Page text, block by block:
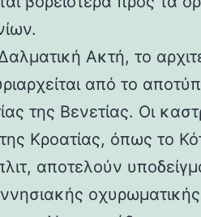
Ακτή, το
από το
της Βενετίας. Οι
Κροατίας, όπως το
αποτελούν
οχυρωματικής